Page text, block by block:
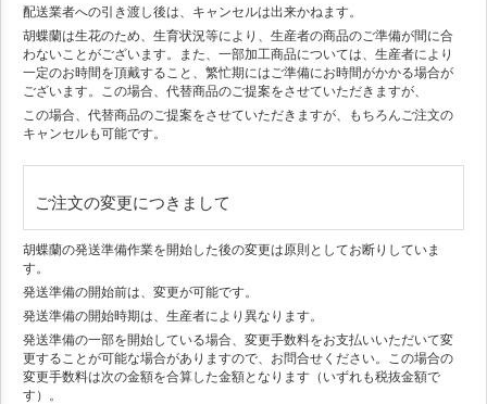
配送業者への引き渡し後は、キャンセルは出来かねます。
胡蝶蘭は生花のため、生育状況等により、生産者の商品のご準備が間に合
わないことがございます。また、一部加工商品については、生産者により
一定のお時間を頂戴すること、繁忙期にはご準備にお時間がかかる場合が
ございます。この場合、代替商品のご提案をさせていただきますが、
この場合、代替商品のご提案をさせていただきますが、もちろんご注文の
キャンセルも可能です。
ご注文の変更につきまして
胡蝶蘭の発送準備作業を開始した後の変更は原則としてお断りしていま
す。
発送準備の開始前は、変更が可能です。
発送準備の開始時期は、生産者により異なります。
発送準備の一部を開始している場合、変更手数料をお支払いいただいて変
更することが可能な場合がありますので、お問合せください。この場合の
変更手数料は次の金額を合算した金額となります（いずれも税抜金額で
す）。